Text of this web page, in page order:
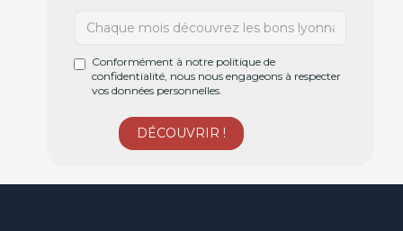
Conformément à notre politique de
confidentialité, nous nous engageons à respecter
vos données personnelles.